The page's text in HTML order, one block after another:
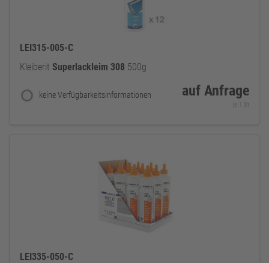
LEI315-005-C
Kleiberit Superlackleim 308 500g
keine Verfügbarkeitsinformationen auf Anfrage
je 1 St
LEI335-050-C